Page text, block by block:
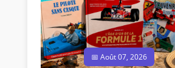
📅 Août 07, 2026